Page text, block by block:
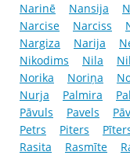
Narinē
Nansija
Narcise
Narciss
Nargiza
Narija
Nikodims
Nila
Norika
Noriņa
Nurja
Palmira
Pāvuls
Pavels
Petrs
Piters
Rasita
Rasmīte